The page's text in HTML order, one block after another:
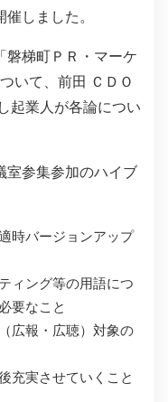
しました。
磐梯町ＰＲ・マーケ
いて、前田 ＣＤＯ
起業人が各論につい
室参集参加のハイブ
時バージョンアップ
ィング等の用語につ
要なこと
広報・広聴）対象の
充実させていくこと